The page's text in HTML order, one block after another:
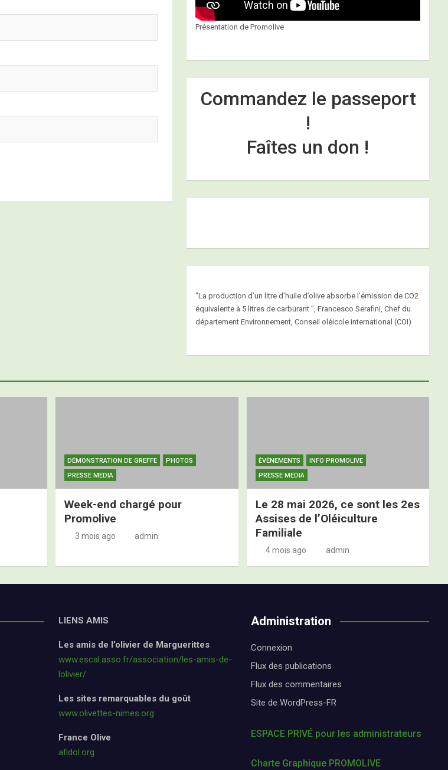
Présentation de Promolive
Commandez le passeport
!
Faîtes un don !
"La production d’un litre d’huile d’olive absorbe l’émission de CO2
équivalente à 5 litres de carburant ", Francesco Serafini, Chef du
département Environnement, Conseil oléicole international (COI)
DÉMONSTRATION DE GREFFE
PHOTOS
PRESSE MEDIA
Week-end chargé pour
Promolive
3 mois ago admin
ÉVÉNEMENTS
INFO PROMOLIVE
PRESSE MEDIA
Le 28 mai 2026, ce sont les 2es
Assises de l’Oléiculture
Familiale
4 mois ago admin
LIENS AMIS
Les amis de l’olivier de Marguerittes
www.escal.asso.fr/association/les-amis-de-
lolivier/
Les sites remarquables du goût
www.olivettes-nimes.org
France Olive
afidol.org
Administration
Connexion
Flux des publications
Flux des commentaires
Site de WordPress-FR
ESPACE PRIVÉ pour les administrateurs
Charte Graphique PROMOLIVE